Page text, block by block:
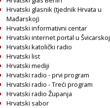
Hrvatski glasnik (tjednik Hrvata u
Mađarskoj)
Hrvatski informativni centar
Hrvatski internet portal u Švicarskoj
Hrvatski katolički radio
Hrvatski list
Hrvatski mediji
Hrvatski radio - prvi program
Hrvatski radio - Treći program
Hrvatski radio Županja
Hrvatski sabor